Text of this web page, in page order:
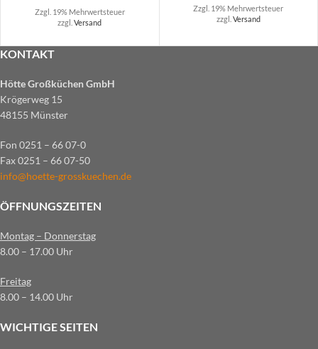
Zzgl. 19% Mehrwertsteuer
zzgl.Versand
Zzgl. 19% Mehrwertsteuer
zzgl. Versand
KONTAKT
Hötte Großküchen GmbH
Krögerweg 15
48155 Münster
Fon 0251 – 66 07-0
Fax 0251 – 66 07-50
info@hoette-grosskuechen.de
ÖFFNUNGSZEITEN
Montag – Donnerstag
8.00 – 17.00 Uhr
Freitag
8.00 – 14.00 Uhr
WICHTIGE SEITEN